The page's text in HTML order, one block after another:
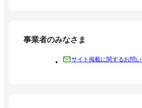
事業者のみなさま
サイト掲載に関するお問